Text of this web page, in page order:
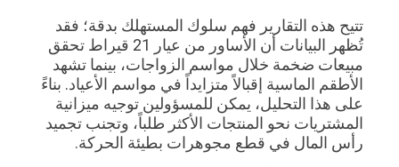
تتيح هذه التقارير فهم سلوك المستهلك بدقة؛ فقد
تُظهر البيانات أن الأساور من عيار 21 قيراط تحقق
مبيعات ضخمة خلال مواسم الزواجات، بينما تشهد
الأطقم الماسية إقبالاً متزايداً في مواسم الأعياد. بناءً
على هذا التحليل، يمكن للمسؤولين توجيه ميزانية
المشتريات نحو المنتجات الأكثر طلباً، وتجنب تجميد
رأس المال في قطع مجوهرات بطيئة الحركة.